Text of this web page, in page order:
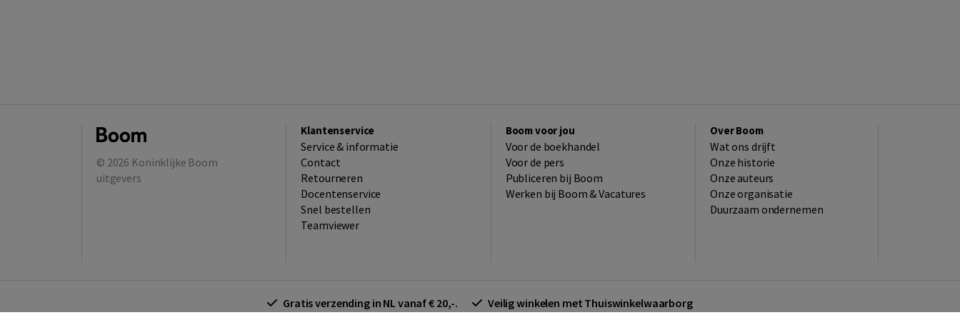
© 2026 Koninklijke Boom
uitgevers
Klantenservice
Service & informatie
Contact
Retourneren
Docentenservice
Snel bestellen
Teamviewer
Boom voor jou
Voor de boekhandel
Voor de pers
Publiceren bij Boom
Werken bij Boom & Vacatures
Over Boom
Wat ons drijft
Onze historie
Onze auteurs
Onze organisatie
Duurzaam ondernemen
Gratis verzending in NL vanaf € 20,-. Veilig winkelen met Thuiswinkelwaarborg